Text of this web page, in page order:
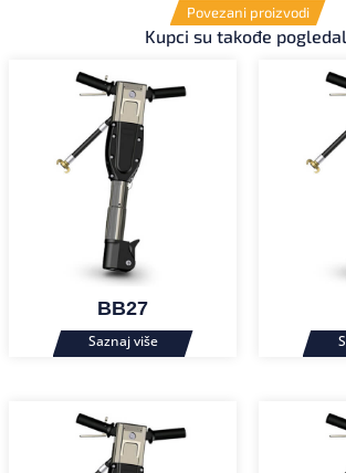
Povezani proizvodi
Kupci su takođe
BB27